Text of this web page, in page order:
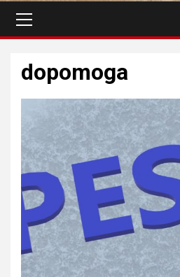
główne
dopomoga